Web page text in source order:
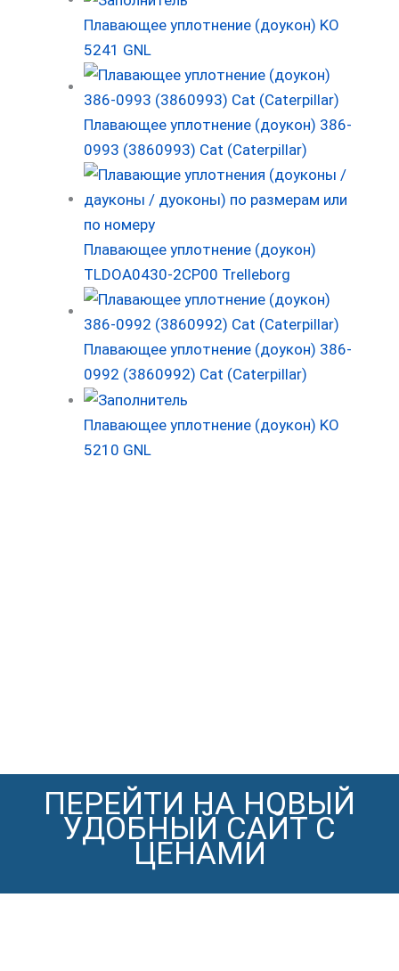
Плавающее уплотнение (доукон) KO
5241 GNL
Плавающее уплотнение (доукон) 386-
0993 (3860993) Cat (Caterpillar)
Плавающее уплотнение (доукон)
TLDOA0430-2CP00 Trelleborg
Плавающее уплотнение (доукон) 386-
0992 (3860992) Cat (Caterpillar)
Плавающее уплотнение (доукон) KO
5210 GNL
ПЕРЕЙТИ НА НОВЫЙ
УДОБНЫЙ САЙТ С
ЦЕНАМИ